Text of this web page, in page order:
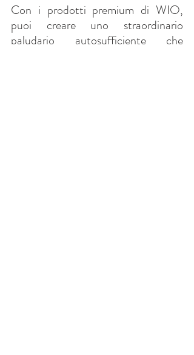
Con i prodotti premium di WIO,
puoi creare uno straordinario
paludario autosufficiente che